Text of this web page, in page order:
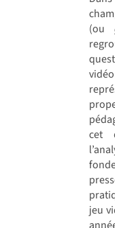
(ou
cet
jeu